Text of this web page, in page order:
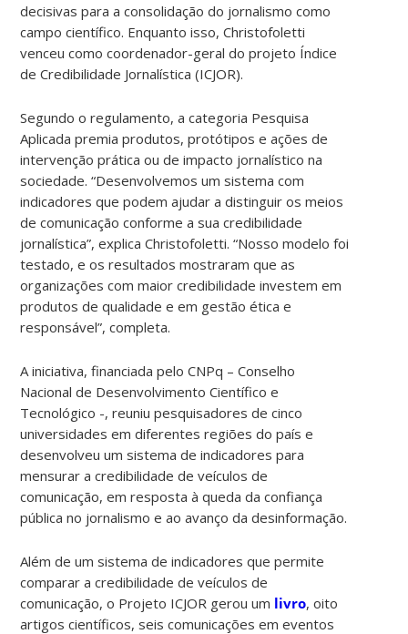
decisivas para a consolidação do jornalismo como
campo científico. Enquanto isso, Christofoletti
venceu como coordenador-geral do projeto Índice
de Credibilidade Jornalística (ICJOR).
Segundo o regulamento, a categoria Pesquisa
Aplicada premia produtos, protótipos e ações de
intervenção prática ou de impacto jornalístico na
sociedade. “Desenvolvemos um sistema com
indicadores que podem ajudar a distinguir os meios
de comunicação conforme a sua credibilidade
jornalística”, explica Christofoletti. “Nosso modelo foi
testado, e os resultados mostraram que as
organizações com maior credibilidade investem em
produtos de qualidade e em gestão ética e
responsável”, completa.
A iniciativa, financiada pelo CNPq – Conselho
Nacional de Desenvolvimento Científico e
Tecnológico -, reuniu pesquisadores de cinco
universidades em diferentes regiões do país e
desenvolveu um sistema de indicadores para
mensurar a credibilidade de veículos de
comunicação, em resposta à queda da confiança
pública no jornalismo e ao avanço da desinformação.
Além de um sistema de indicadores que permite
comparar a credibilidade de veículos de
comunicação, o Projeto ICJOR gerou um livro, oito
artigos científicos, seis comunicações em eventos